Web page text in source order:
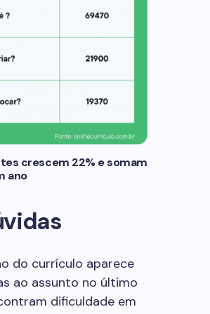
crescem 22% e somam
ano
do currículo aparece
ao assunto no último
dificuldade em